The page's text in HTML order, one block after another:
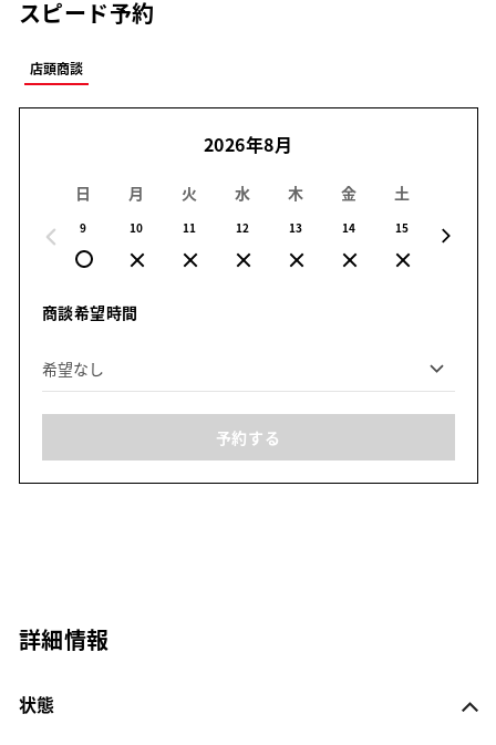
スピード予約
店頭商談
2026年8月
日
9
月
10
火
11
水
12
木
13
金
14
土
15
商談希望時間
予約する
詳細情報
状態